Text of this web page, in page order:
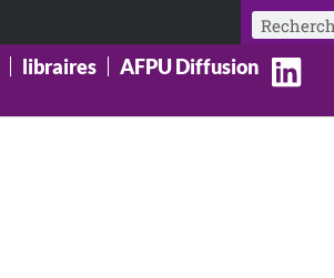
Rechercher
libraires AFPU Diffusion